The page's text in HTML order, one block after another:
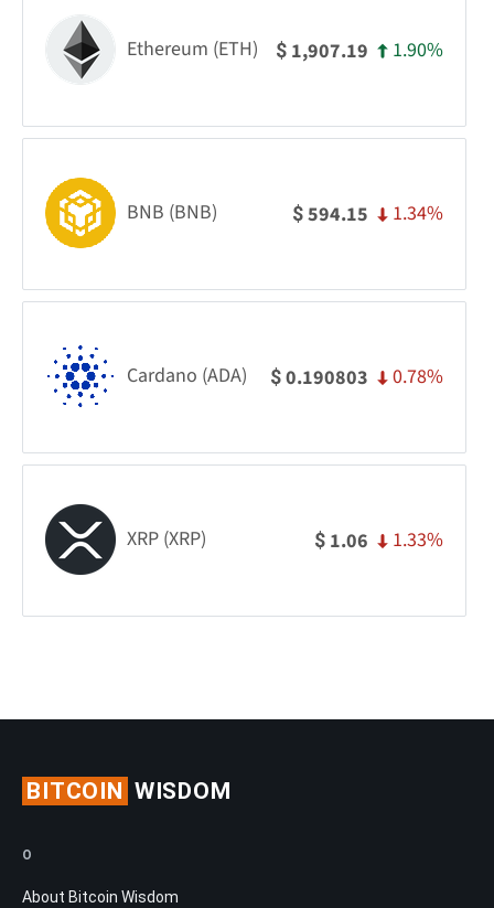
Ethereum (ETH) $ 1,907.19 1.90%
BNB (BNB) $594.15 1.34%
Cardano (ADA) $0.190803 0.78%
XRP (XRP) $ 1.06 1.33%
BITCOIN WISDOM
O
About Bitcoin Wisdom